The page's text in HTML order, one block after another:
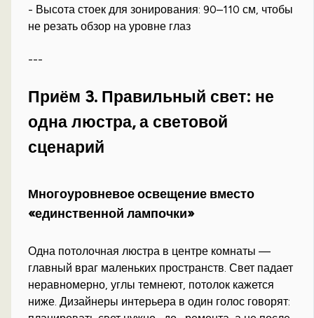
- Высота стоек для зонирования: 90–110 см, чтобы
не резать обзор на уровне глаз
---
Приём 3. Правильный свет: не
одна люстра, а световой
сценарий
Многоуровневое освещение вместо
«единственной лампочки»
Одна потолочная люстра в центре комнаты —
главный враг маленьких пространств. Свет падает
неравномерно, углы темнеют, потолок кажется
ниже. Дизайнеры интерьера в один голос говорят: